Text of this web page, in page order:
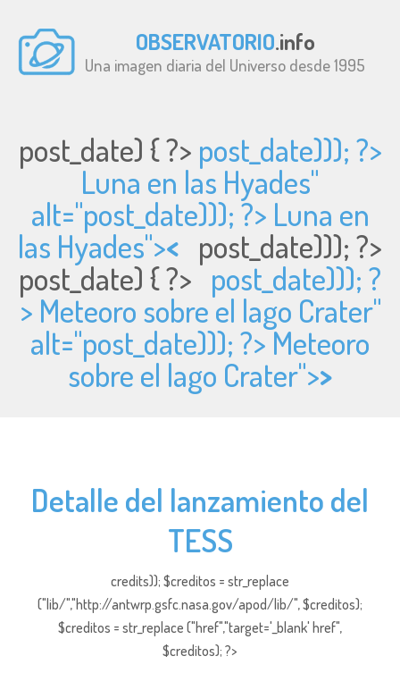
OBSERVATORIO.info
Una imagen diaria del Universo desde 1995
post_date) { ?> post_date))); ?>
Luna en las Hyades"
alt="post_date))); ?> Luna en
las Hyades">< post_date))); ?>
post_date) { ?> post_date))); ?
> Meteoro sobre el lago Crater"
alt="post_date))); ?> Meteoro
sobre el lago Crater">>
Detalle del lanzamiento del
TESS
credits)); $creditos = str_replace
("lib/","http://antwrp.gsfc.nasa.gov/apod/lib/", $creditos);
$creditos = str_replace ("href","target='_blank' href",
$creditos); ?>